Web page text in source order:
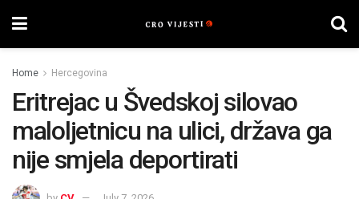
Home Hercegovina
Eritrejac u Švedskoj silovao
maloljetnicu na ulici, država ga
nije smjela deportirati